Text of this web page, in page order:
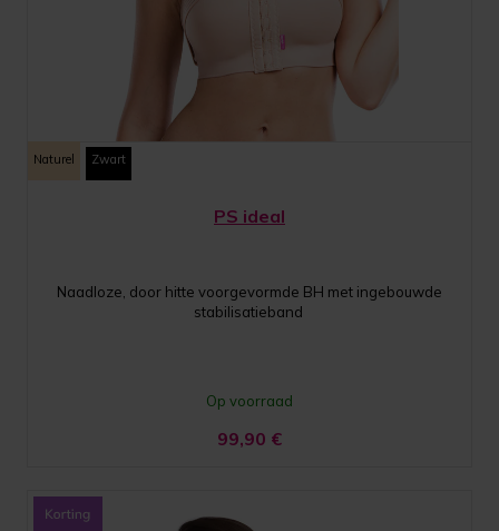
Naturel Zwart
PS ideal
Naadloze, door hitte voorgevormde BH met ingebouwde
stabilisatieband
Op voorraad
99,90 €